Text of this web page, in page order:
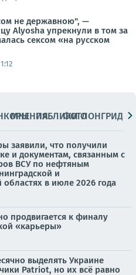
не державною", —
Alyosha упрекнули в том за
сексом «на русском
МНЕНИЯПАБЛИКИ
ФОТОЛОНГРИДЫ
заявили, что получили
и документам, связанным с
ВСУ по нефтяным
и
областях в июле 2026 года
продвигается к финалу
«карьеры»
выделять Украине
Patriot, но их всё равно